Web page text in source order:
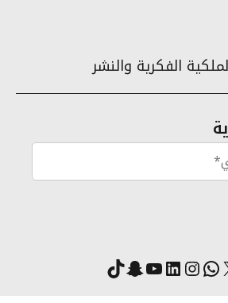
الفكرية والنشر
واتساب
انستقرام
لينكد إنيوتيوب
سناب شات
تيك توك